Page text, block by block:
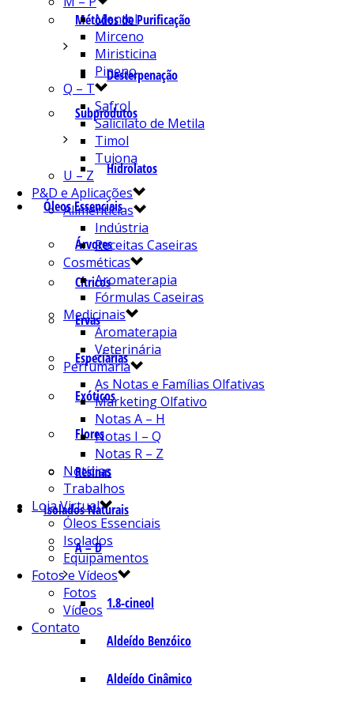
Métodos de Purificação
Desterpenação
Subprodutos
Hidrolatos
Óleos Essenciais
Árvores
Cítricos
Ervas
Especiarias
Exóticos
Flores
Resinas
Isolados Naturais
A – D
1.8-cineol
Aldeído Benzóico
Aldeído Cinâmico
Mentol
Mirceno
Miristicina
Pineno
Q – T
Safrol
Salicilato de Metila
Timol
Tujona
U – Z
P&D e Aplicações
Alimentícias
Indústria
Receitas Caseiras
Cosméticas
Aromaterapia
Fórmulas Caseiras
Medicinais
Aromaterapia
Veterinária
Perfumaria
As Notas e Famílias Olfativas
Marketing Olfativo
Notas A – H
Notas I – Q
Notas R – Z
Notícias
Trabalhos
Loja Virtual
Óleos Essenciais
Isolados
Equipamentos
Fotos e Vídeos
Fotos
Vídeos
Contato